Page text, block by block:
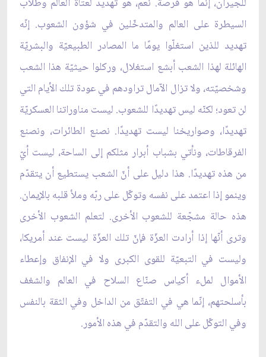
السيطرة على العالم والمتدخّلين في شؤون الشعوب. إنّه
تهديد للذين استغلّوا يومًا ما المصادر الطبيعيّة والبشريّة
الهائلة لهذا الشعب أبشع استغلال، وركلوا حيثيّة هذا الشعب
وشخصيّته، ولا تزال الآمال تراودهم في عودة تلك الأيام التي
لن تعود؛ لكنّه ليس تهديدًا للشعوب. ليست مناوراتنا العسكريّة
تهديدًا، وصواريخنا ليست تهديدًا. نصنع الطائرات، ونصنع
الفرقاطات، ونأتي بشباب أبرار مثلكم إلى الساحة، ليست أيّ
من هذه تهديدًا. هذا دليل على أنّ الشعب يستطيع أن يتقدّم
وينمو إذا اعتمد على نفسه وتوكّل على ربّه وملأ قلبه بالإيمان.
هذه حالة مشجّعة للشعوب الأخرى. لتعلم الشعوب الأخرى
وترى أنّها إذا أرادت العزّة فإنّ تلك العزّة ليست عند أمريكا،
وليست في التبعيّة للقوى الكبرى ولا في الإنفاق وإعطاء
الأموال لملء أكياس صنّاع السلاح في العالم والشغف
بأسلحتهم، إنّما هي في التفتّق من الداخل وفي الثقة بالنفس
وفي التوكّل على الله والتقدّم في هذه الأمور.